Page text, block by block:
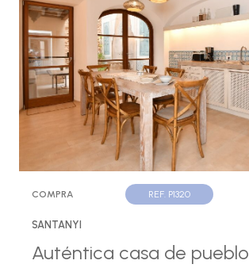
COMPRA REF. P1320
SANTANYI
Auténtica casa de pueblo